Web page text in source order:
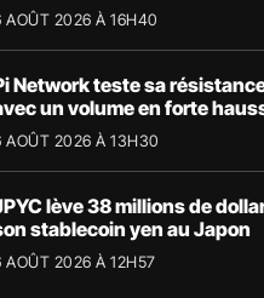
AOÛT 2026 À 16H40
Network teste sa
un volume en forte
AOÛT 2026 À 13H30
lève 38 millions de
stablecoin yen au Japon
AOÛT 2026 À 12H57